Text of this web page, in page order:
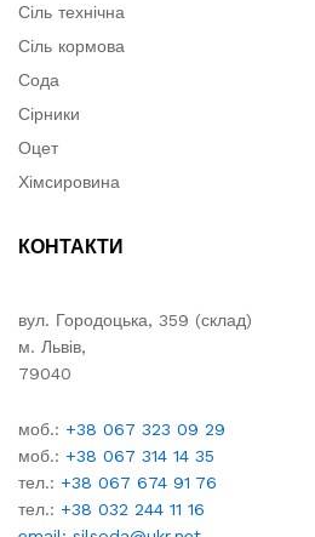
Сіль технічна
Сіль кормова
Сода
Сірники
Оцет
Хімсировина
КОНТАКТИ
вул. Городоцька, 359 (склад)
м. Львів,
79040
моб.: +38 067 323 09 29
моб.: +38 067 314 14 35
тел.: +38 067 674 91 76
тел.: +38 032 244 11 16